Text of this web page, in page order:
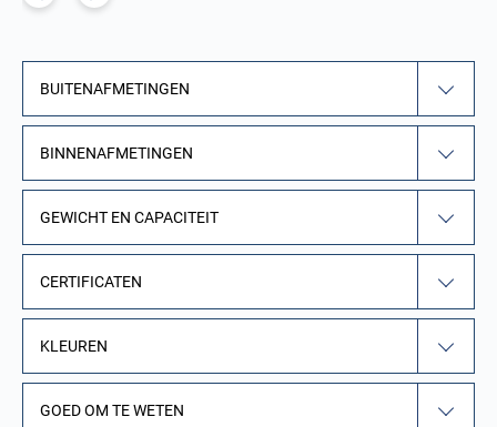
BUITENAFMETINGEN
BINNENAFMETINGEN
GEWICHT EN CAPACITEIT
CERTIFICATEN
KLEUREN
GOED OM TE WETEN